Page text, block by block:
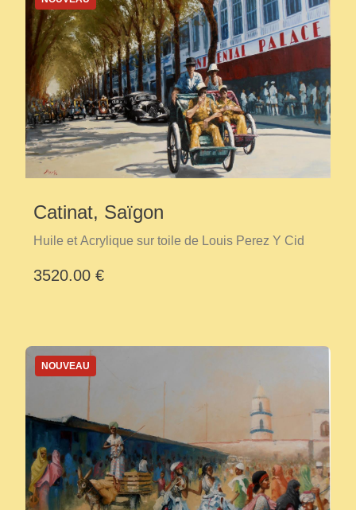
Catinat, Saïgon
Huile et Acrylique sur toile de Louis Perez Y Cid
3520.00 €
NOUVEAU